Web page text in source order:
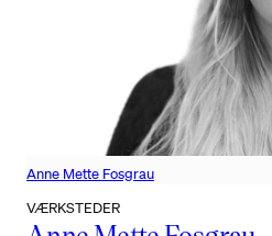
Anne Mette Fosgrau
VÆRKSTEDER